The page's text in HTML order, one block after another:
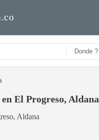
El Progreso, Aldana
Aldana